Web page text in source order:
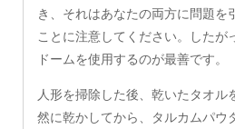
き、それはあなたの両方に問題を
ことに注意してください。したが
ドームを使用するのが最善です。
人形を掃除した後、乾いたタオル
然に乾かしてから、タルカムパウ